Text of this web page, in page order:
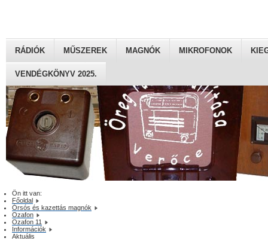
RÁDIÓK MŰSZEREK MAGNÓK MIKROFONOK
VENDÉGKÖNYV 2025.
Ön itt van:
Főoldal
Órsós és kazettás magnók
Ozafon
Ozafon 11
Információk
Aktuális